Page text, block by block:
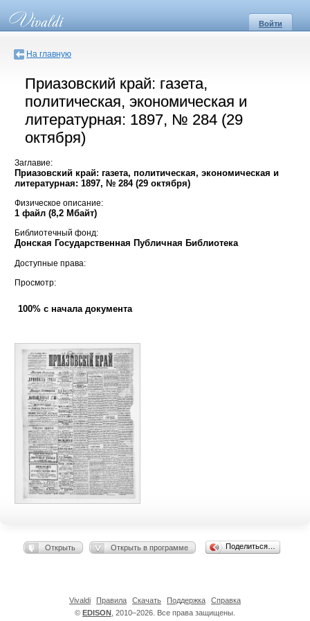
Войти
На главную
Приазовский край: газета,
политическая, экономическая и
литературная: 1897, № 284 (29
октября)
Заглавие:
Приазовский край: газета, политическая, экономическая и
литературная: 1897, № 284 (29 октября)
Физическое описание:
1 файл (8,2 Мбайт)
Библиотечный фонд:
Донская Государственная Публичная Библиотека
Доступные права:
Просмотр:
100% с начала документа
Открыть Открыть в программе Поделиться…
© EDISON , 2010–2026. Все права защищены.
Vivaldi Правила Скачать Поддержка Справка